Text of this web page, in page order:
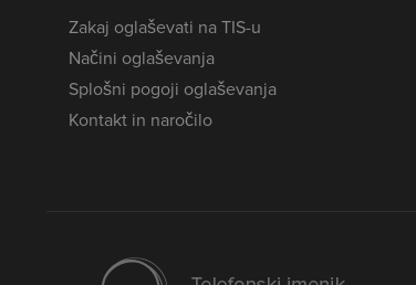
Zakaj oglaševati na TIS-u
Načini oglaševanja
Splošni pogoji oglaševanja
Kontakt in naročilo